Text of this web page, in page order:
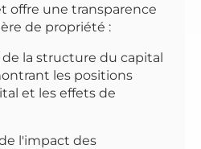
offre une transparence
de propriété :
la structure du capital
les positions
et les effets de
l'impact des